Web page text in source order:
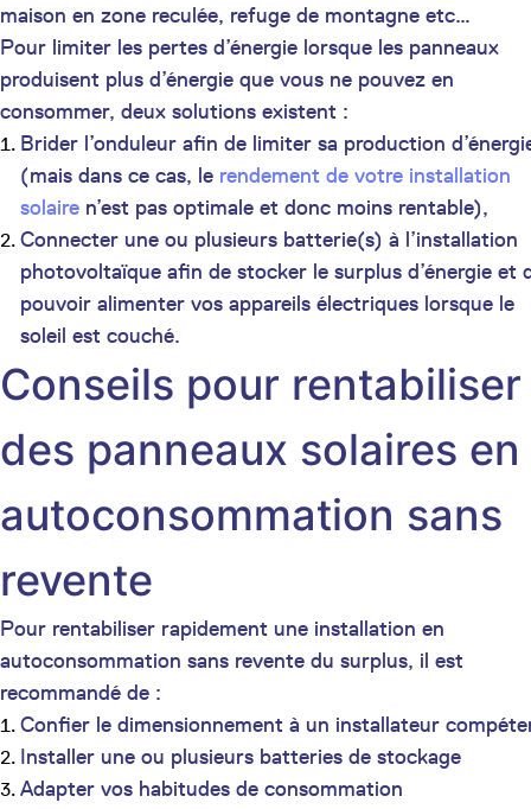
maison en zone reculée, refuge de montagne etc…
Pour limiter les pertes d’énergie lorsque les panneaux
produisent plus d’énergie que vous ne pouvez en
consommer, deux solutions existent :
Brider l’onduleur afin de limiter sa production
(mais dans ce cas, le rendement de votre installation
solaire n’est pas optimale et donc moins rentable),
Connecter une ou plusieurs batterie(s) à l’installation
photovoltaïque afin de stocker le surplus d’énergie et
pouvoir alimenter vos appareils électriques lorsque le
soleil est couché.
Conseils pour rentabiliser
des panneaux solaires en
autoconsommation sans
revente
Pour rentabiliser rapidement une installation en
autoconsommation sans revente du surplus, il est
recommandé de :
Confier le dimensionnement à un installateur
Installer une ou plusieurs batteries de stockage
Adapter vos habitudes de consommation